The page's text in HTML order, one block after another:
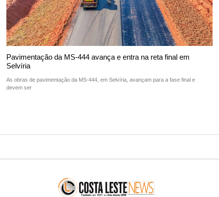
Pavimentação da MS-444 avança e entra na reta final em
Selvíria
As obras de pavimentação da MS-444, em Selvíria, avançam para a fase final e
devem ser